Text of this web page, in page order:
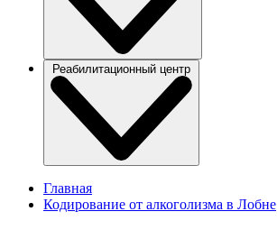
Реабилитационный центр
Главная
Кодирование от алкоголизма в Лобне